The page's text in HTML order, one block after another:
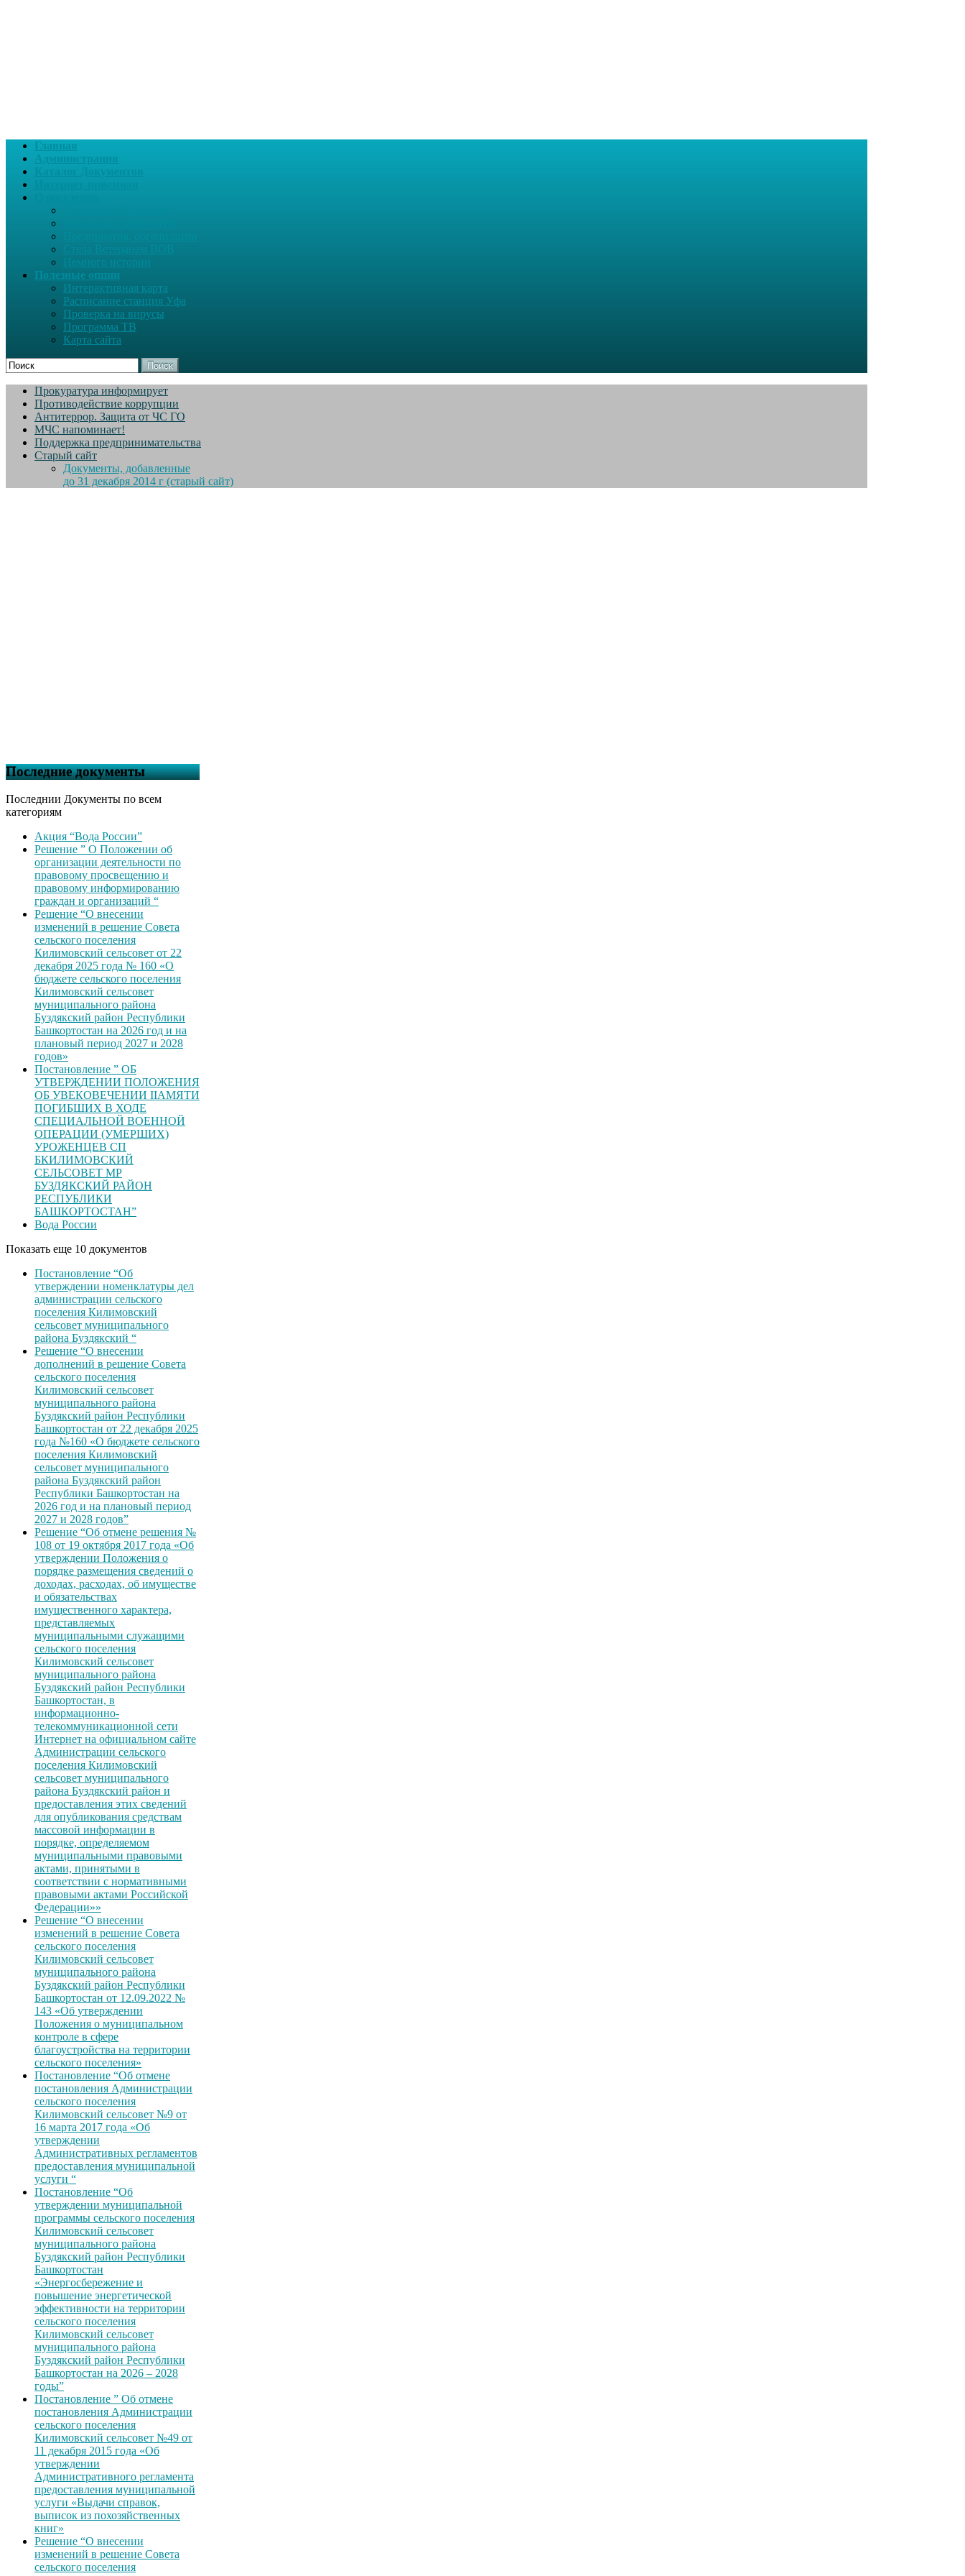
Главная
Администрация
Немного истории
Полезные опции
Интерактивная карта
Расписание станция Уфа
Проверка на вирусы
Программа ТВ
Карта сайта
Поиск
Прокуратура информирует
Противодействие коррупции
Антитеррор. Защита от ЧС ГО
МЧС напоминает!
Поддержка предпринимательства
Старый сайт
Документы, добавленные
до 31 декабря 2014 г (старый сайт)
Последние документы
Последнии Документы по всем
категориям
Акция “Вода России”
Решение ” О Положении об
организации деятельности по
правовому просвещению и
правовому информированию
граждан и организаций “
Решение “О внесении
изменений в решение Совета
сельского поселения
Килимовский сельсовет от 22
декабря 2025 года № 160 «О
бюджете сельского поселения
Килимовский сельсовет
муниципального района
Буздякский район Республики
Башкортостан на 2026 год и на
плановый период 2027 и 2028
годов»
Постановление ” ОБ
УТВЕРЖДЕНИИ ПОЛОЖЕНИЯ
ОБ УВЕКОВЕЧЕНИИ ІІАМЯТИ
ПОГИБШИХ В ХОДЕ
СПЕЦИАЛЬНОЙ ВОЕННОЙ
ОПЕРАЦИИ (УМЕРШИХ)
УРОЖЕНЦЕВ CП
БКИЛИМОВСКИЙ
СЕЛЬСОВЕТ МР
БУЗДЯКСКИЙ РАЙОН
РЕСПУБЛИКИ
БАШКОРТОСТАН”
Вода России
Показать еще 10 документов
Постановление “Об
утверждении номенклатуры дел
администрации сельского
поселения Килимовский
сельсовет муниципального
района Буздякский “
Решение “О внесении
дополнений в решение Совета
сельского поселения
Килимовский сельсовет
муниципального района
Буздякский район Республики
Башкортостан от 22 декабря 2025
года №160 «О бюджете сельского
поселения Килимовский
сельсовет муниципального
района Буздякский район
Республики Башкортостан на
2026 год и на плановый период
2027 и 2028 годов”
Решение “Об отмене решения №
108 от 19 октября 2017 года «Об
утверждении Положения о
порядке размещения сведений о
доходах, расходах, об имуществе
и обязательствах
имущественного характера,
представляемых
муниципальными служащими
сельского поселения
Килимовский сельсовет
муниципального района
Буздякский район Республики
Башкортостан, в
информационно-
телекоммуникационной сети
Интернет на официальном сайте
Администрации сельского
поселения Килимовский
сельсовет муниципального
района Буздякский район и
предоставления этих сведений
для опубликования средствам
массовой информации в
порядке, определяемом
муниципальными правовыми
актами, принятыми в
соответствии с нормативными
правовыми актами Российской
Федерации»»
Решение “О внесении
изменений в решение Совета
сельского поселения
Килимовский сельсовет
муниципального района
Буздякский район Республики
Башкортостан от 12.09.2022 №
143 «Об утверждении
Положения о муниципальном
контроле в сфере
благоустройства на территории
сельского поселения»
Постановление “Об отмене
постановления Администрации
сельского поселения
Килимовский сельсовет №9 от
16 марта 2017 года «Об
утверждении
Административных регламентов
предоставления муниципальной
услуги “
Постановление “Об
утверждении муниципальной
программы сельского поселения
Килимовский сельсовет
муниципального района
Буздякский район Республики
Башкортостан
«Энергосбережение и
повышение энергетической
эффективности на территории
сельского поселения
Килимовский сельсовет
муниципального района
Буздякский район Республики
Башкортостан на 2026 – 2028
годы”
Постановление ” Об отмене
постановления Администрации
сельского поселения
Килимовский сельсовет №49 от
11 декабря 2015 года «Об
утверждении
Административного регламента
предоставления муниципальной
услуги «Выдачи справок,
выписок из похозяйственных
книг»
Решение “О внесении
изменений в решение Совета
сельского поселения